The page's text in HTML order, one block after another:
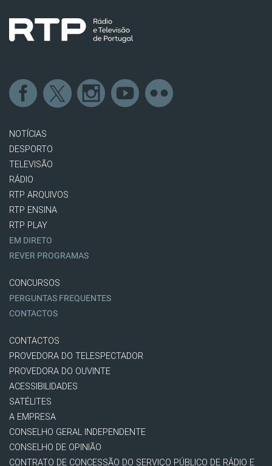
NOTÍCIAS
DESPORTO
TELEVISÃO
RÁDIO
RTP ARQUIVOS
RTP ENSINA
RTP PLAY
EM DIRETO
REVER PROGRAMAS
CONCURSOS
PERGUNTAS FREQUENTES
CONTACTOS
CONTACTOS
PROVEDORA DO TELESPECTADOR
PROVEDORA DO OUVINTE
ACESSIBILIDADES
SATÉLITES
A EMPRESA
CONSELHO GERAL INDEPENDENTE
CONSELHO DE OPINIÃO
CONTRATO DE CONCESSÃO DO SERVIÇO PÚBLICO DE RÁDIO E